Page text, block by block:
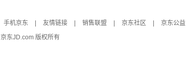
手机京东 友情链接 销售联盟 京东社区
京东公益
京东JD.com 版权所有